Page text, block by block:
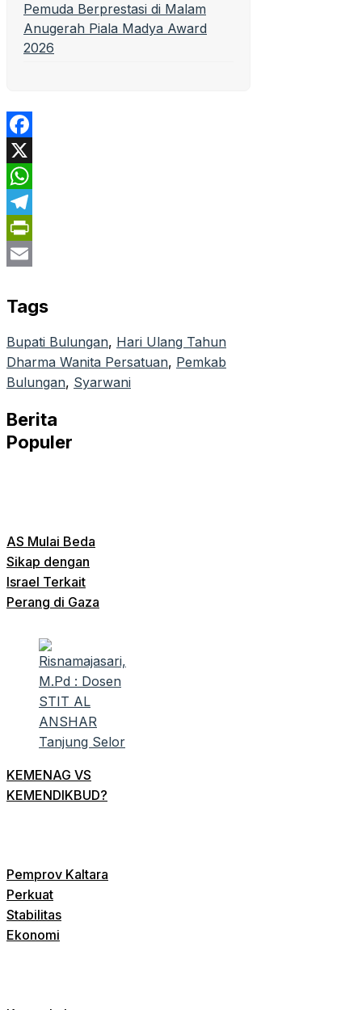
Pemuda Berprestasi di Malam
Anugerah Piala Madya Award
2026
Facebook
X
WhatsApp
Telegram
PrintFriendly
Tags
Bupati Bulungan, Hari Ulang Tahun
Dharma Wanita Persatuan, Pemkab
Bulungan, Syarwani
Berita
Populer
AS Mulai Beda
Sikap dengan
Israel Terkait
Perang di Gaza
KEMENAG VS
KEMENDIKBUD?
Pemprov Kaltara
Perkuat
Stabilitas
Ekonomi